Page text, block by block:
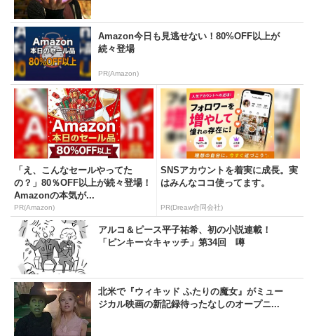
Amazon今日も見逃せない！80%OFF以上が
続々登場
PR(Amazon)
「え、こんなセールやってた
の？」80％OFF以上が続々登場！
Amazonの本気が...
PR(Amazon)
SNSアカウントを着実に成長。実
はみんなココ使ってます。
PR(Dreaw合同会社)
アルコ＆ピース平子祐希、初の小説連載！
「ピンキー☆キャッチ」第34回 噂
北米で『ウィキッド ふたりの魔女』がミュー
ジカル映画の新記録待ったなしのオープニ...